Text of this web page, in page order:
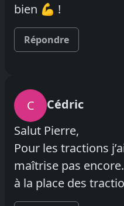
bien 💪 !
Répondre
C
Cédric
Salut Pierre,
Pour les tractions
maîtrise pas
à la place des